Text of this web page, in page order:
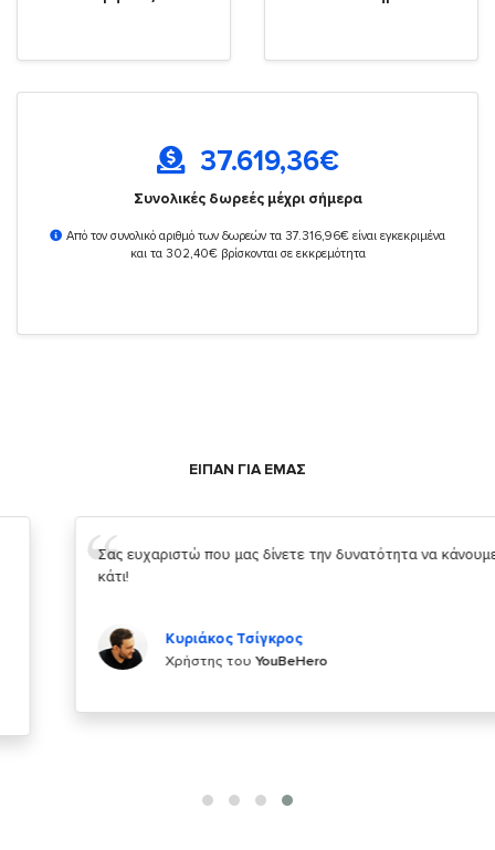
37.619,36€
Συνολικές δωρεές μέχρι σήμερα
Από τον συνολικό αριθμό των δωρεών τα 37.316,96€ είναι εγκεκριμένα
και τα 302,40€ βρίσκονται σε εκκρεμότητα
ΕΙΠΑΝ ΓΙΑ ΕΜΑΣ
Σας ευχαριστώ που μας δίνετε την δυνατότητα να κάνουμε
Κυριάκος Τσίγκρος
Χρήστης τουYouBeHero